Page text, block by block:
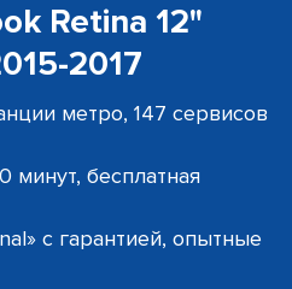
Retina 12"
2017
метро, 147 сервисов
минут, бесплатная
с гарантией, опытные